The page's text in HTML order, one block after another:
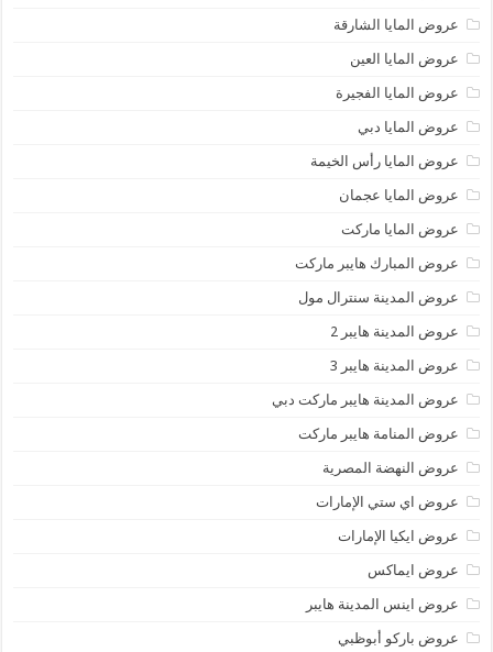
عروض المايا الشارقة
عروض المايا العين
عروض المايا الفجيرة
عروض المايا دبي
عروض المايا رأس الخيمة
عروض المايا عجمان
عروض المايا ماركت
عروض المبارك هايبر ماركت
عروض المدينة سنترال مول
عروض المدينة هايبر 2
عروض المدينة هايبر 3
عروض المدينة هايبر ماركت دبي
عروض المنامة هايبر ماركت
عروض النهضة المصرية
عروض اي ستي الإمارات
عروض ايكيا الإمارات
عروض ايماكس
عروض اينس المدينة هايبر
عروض باركو أبوظبي